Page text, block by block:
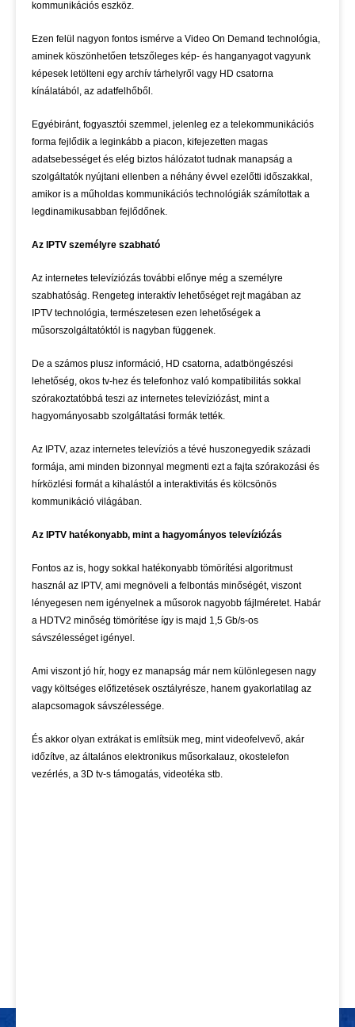
kommunikációs eszköz.
Ezen felül nagyon fontos ismérve a Video On Demand technológia,
aminek köszönhetően tetszőleges kép- és hanganyagot vagyunk
képesek letölteni egy archív tárhelyről vagy HD csatorna
kínálatából, az adatfelhőből.
Egyébiránt, fogyasztói szemmel, jelenleg ez a telekommunikációs
forma fejlődik a leginkább a piacon, kifejezetten magas
adatsebességet és elég biztos hálózatot tudnak manapság a
szolgáltatók nyújtani ellenben a néhány évvel ezelőtti időszakkal,
amikor is a műholdas kommunikációs technológiák számítottak a
legdinamikusabban fejlődőnek.
Az IPTV személyre szabható
Az internetes televíziózás további előnye még a személyre
szabhatóság. Rengeteg interaktív lehetőséget rejt magában az
IPTV technológia, természetesen ezen lehetőségek a
műsorszolgáltatóktól is nagyban függenek.
De a számos plusz információ, HD csatorna, adatböngészési
lehetőség, okos tv-hez és telefonhoz való kompatibilitás sokkal
szórakoztatóbbá teszi az internetes televíziózást, mint a
hagyományosabb szolgáltatási formák tették.
Az IPTV, azaz internetes televíziós a tévé huszonegyedik századi
formája, ami minden bizonnyal megmenti ezt a fajta szórakozási és
hírközlési formát a kihalástól a interaktivitás és kölcsönös
kommunikáció világában.
Az IPTV hatékonyabb, mint a hagyományos televíziózás
Fontos az is, hogy sokkal hatékonyabb tömörítési algoritmust
használ az IPTV, ami megnöveli a felbontás minőségét, viszont
lényegesen nem igényelnek a műsorok nagyobb fájlméretet. Habár
a HDTV2 minőség tömörítése így is majd 1,5 Gb/s-os
sávszélességet igényel.
Ami viszont jó hír, hogy ez manapság már nem különlegesen nagy
vagy költséges előfizetések osztályrésze, hanem gyakorlatilag az
alapcsomagok sávszélessége.
És akkor olyan extrákat is említsük meg, mint videofelvevő, akár
időzítve, az általános elektronikus műsorkalauz, okostelefon
vezérlés, a 3D tv-s támogatás, videotéka stb.